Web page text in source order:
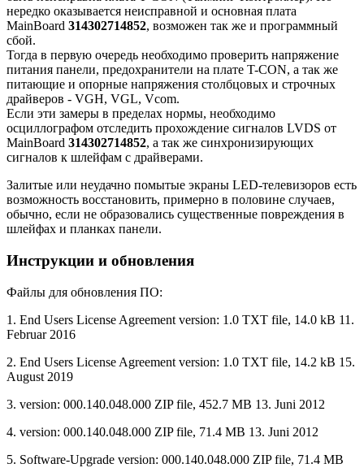
нередко оказывается неисправной и основная плата
MainBoard 314302714852, возможен так же и программный
сбой.
Тогда в первую очередь необходимо проверить напряжение
питания панели, предохранители на плате T-CON, а так же
питающие и опорные напряжения столбцовых и строчных
драйверов - VGH, VGL, Vcom.
Если эти замеры в пределах нормы, необходимо
осциллографом отследить прохождение сигналов LVDS от
MainBoard 314302714852, а так же синхронизирующих
сигналов к шлейфам с драйверами.
Залитые или неудачно помытые экраны LED-телевизоров есть
возможность восстановить, примерно в половине случаев,
обычно, если не образовались существенные повреждения в
шлейфах и планках панели.
Инструкции и обновления
Файлы для обновления ПО:
1. End Users License Agreement version: 1.0 TXT file, 14.0 kB 11.
Februar 2016
2. End Users License Agreement version: 1.0 TXT file, 14.2 kB 15.
August 2019
3. version: 000.140.048.000 ZIP file, 452.7 MB 13. Juni 2012
4. version: 000.140.048.000 ZIP file, 71.4 MB 13. Juni 2012
5. Software-Upgrade version: 000.140.048.000 ZIP file, 71.4 MB